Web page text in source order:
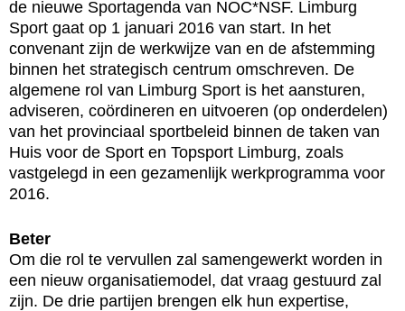
de nieuwe Sportagenda van NOC*NSF. Limburg
Sport gaat op 1 januari 2016 van start. In het
convenant zijn de werkwijze van en de afstemming
binnen het strategisch centrum omschreven. De
algemene rol van Limburg Sport is het aansturen,
adviseren, coördineren en uitvoeren (op onderdelen)
van het provinciaal sportbeleid binnen de taken van
Huis voor de Sport en Topsport Limburg, zoals
vastgelegd in een gezamenlijk werkprogramma voor
2016.
Beter
Om die rol te vervullen zal samengewerkt worden in
een nieuw organisatiemodel, dat vraag gestuurd zal
zijn. De drie partijen brengen elk hun expertise,